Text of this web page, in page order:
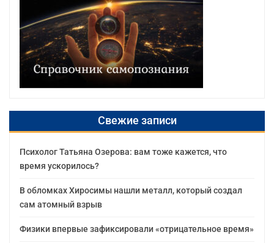
Свежие записи
Психолог Татьяна Озерова: вам тоже кажется, что
время ускорилось?
В обломках Хиросимы нашли металл, который создал
сам атомный взрыв
Физики впервые зафиксировали «отрицательное время»